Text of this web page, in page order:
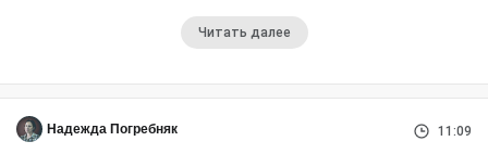
Читать далее
Надежда Погребняк 11:09